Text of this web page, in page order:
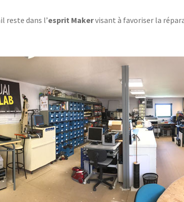
reste dans l’esprit Makervisant à favoriser la